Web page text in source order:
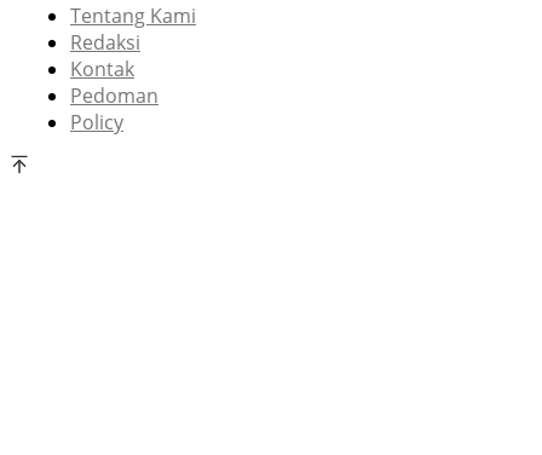
Tentang Kami
Redaksi
Kontak
Pedoman
Policy